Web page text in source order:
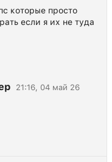
которые просто
если я их не туда
21:16, 04 май 26